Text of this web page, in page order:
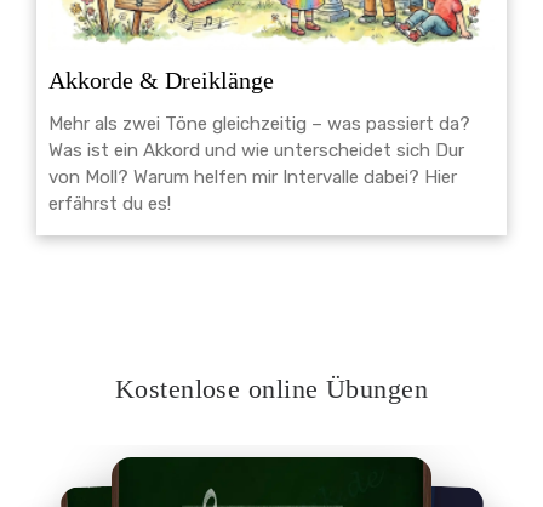
Akkorde & Dreiklänge
Mehr als zwei Töne gleichzeitig – was passiert da?
Was ist ein Akkord und wie unterscheidet sich Dur
von Moll? Warum helfen mir Intervalle dabei? Hier
erfährst du es!
Kostenlose online Übungen